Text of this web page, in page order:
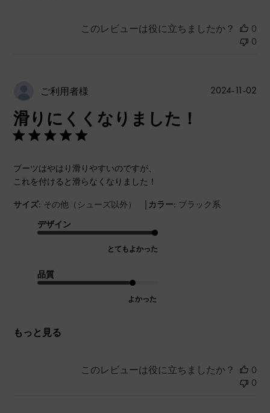
このレビューは役に立ちましたか？
0
0
ご利用者様
滑りにくくなりました！
ブーツはやはり滑りやすいのですが、
これを付けると滑らなくなりました！
サイズ: その他（シューズ以外） | カラー: ブラック系
デザイン
とてもよかった
品質
よかった
もっと見る
公
2024-11-02
このレビューは役に立ちましたか？
0
0